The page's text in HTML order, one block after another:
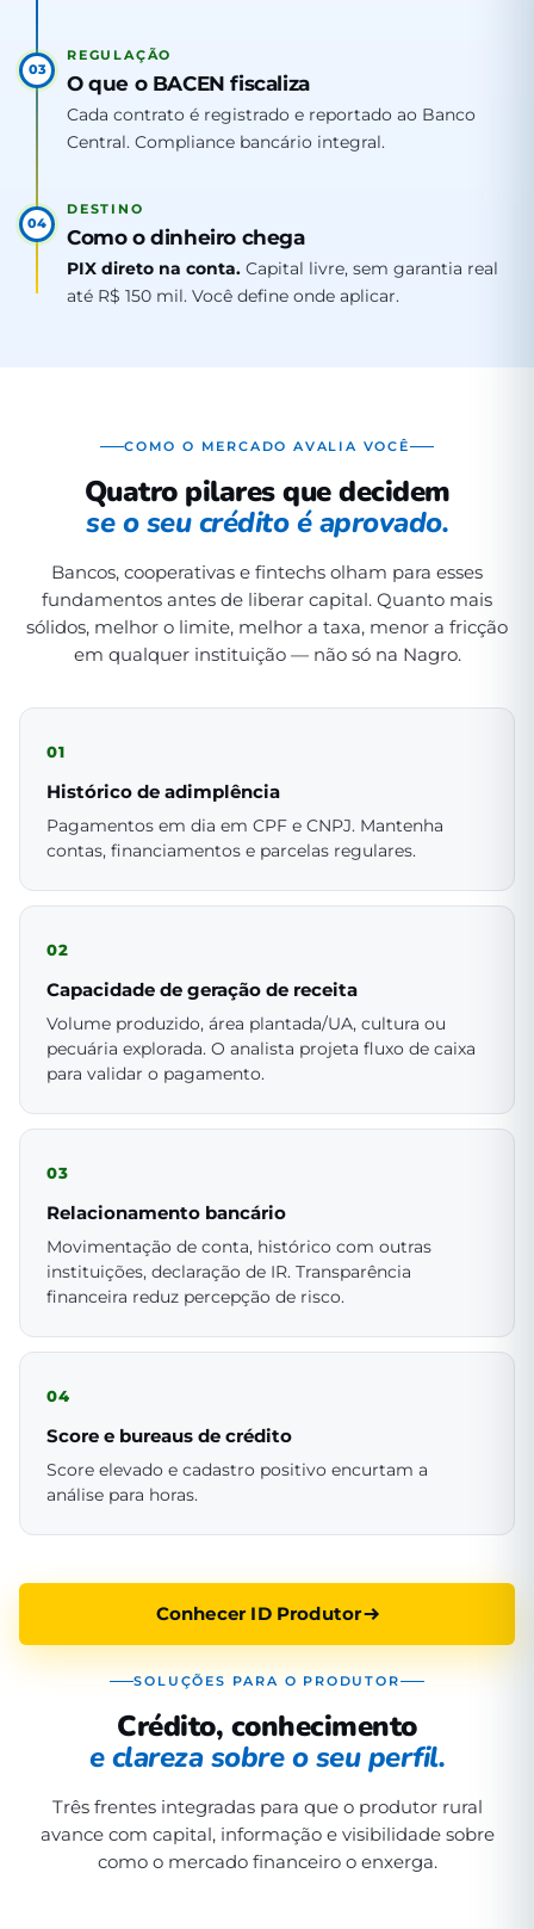
03
REGULAÇÃO
O que o BACEN fiscaliza
Cada contrato é registrado e reportado ao Banco
Central. Compliance bancário integral.
04
DESTINO
Como o dinheiro chega
PIX direto na conta. Capital livre, sem garantia real
até R$ 150 mil. Você define onde aplicar.
COMO O MERCADO AVALIA VOCÊ
Quatro pilares que decidem
se o seu crédito é aprovado.
Bancos, cooperativas e fintechs olham para esses
fundamentos antes de liberar capital. Quanto mais
sólidos, melhor o limite, melhor a taxa, menor a fricção
em qualquer instituição — não só na Nagro.
01
Histórico de adimplência
Pagamentos em dia em CPF e CNPJ. Mantenha
contas, financiamentos e parcelas regulares.
02
Capacidade de geração de receita
Volume produzido, área plantada/UA, cultura ou
pecuária explorada. O analista projeta fluxo de caixa
para validar o pagamento.
03
Relacionamento bancário
Movimentação de conta, histórico com outras
instituições, declaração de IR. Transparência
financeira reduz percepção de risco.
04
Score e bureaus de crédito
Score elevado e cadastro positivo encurtam a
análise para horas.
Conhecer ID Produtor
SOLUÇÕES PARA O PRODUTOR
Crédito, conhecimento
e clareza sobre o seu perfil.
Três frentes integradas para que o produtor rural
avance com capital, informação e visibilidade sobre
como o mercado financeiro o enxerga.